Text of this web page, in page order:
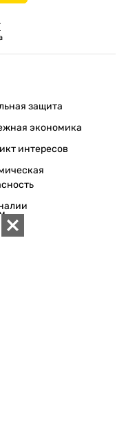
защита
экономика
интересов